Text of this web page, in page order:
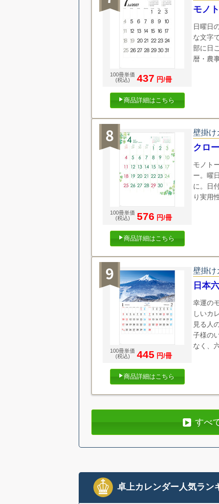
100冊単価
(税込)
437 円/冊
商品詳細はこちら
モノ
日曜日
な文字
部に日
暦・農
100冊単価
(税込)
576 円/冊
商品詳細はこちら
壁掛け
クロ
モノト
ー。曜
に。日
り実用
100冊単価
(税込)
445 円/冊
商品詳細はこちら
壁掛け
日本
幸運の
しいカ
見る人
子様の
なく、
すべ
卓上カレンダー人気ラン